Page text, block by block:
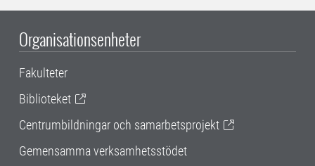
Organisationsenheter
Fakulteter
Biblioteket
Centrumbildningar och samarbetsprojekt
Gemensamma verksamhetsstödet